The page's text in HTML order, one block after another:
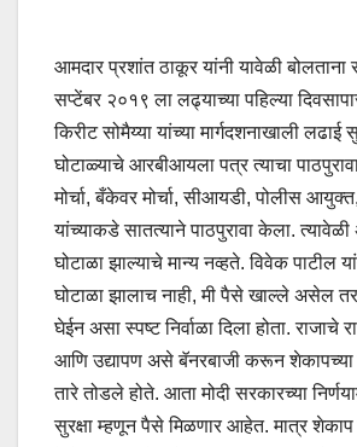
आमदार प्रशांत ठाकूर यांनी यावेळी
सप्टेंबर २०१९ ला लढ्याच्या पहिल्या
किरीट सोमैय्या यांच्या मार्गदशनाखाली लढाई
घोटाळ्याचे आरबीआयला पत्र त्याचा
मोर्चा, बँकेवर मोर्चा, सीआयडी, पोलीस
यांच्याकडे सातत्याने पाठपुरावा केला.
घोटाळा झाल्याचे मान्य नव्हते. विवेक पाटील
घोटाळा झालाच नाही, मी पैसे खाल्ले असेल
घेईन असा स्पष्ट निर्वाळा दिला होता.
आणि उद्यापण असे बॅनरबाजी करून
तारे तोडले होते. आता मोदी सरकारच्या
सुरक्षा म्हणून पैसे मिळणार आहेत. मात्र